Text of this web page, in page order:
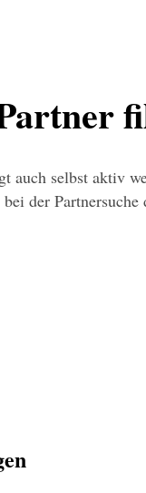
auch selbst aktiv
der